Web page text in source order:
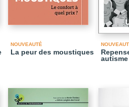
NOUVEAUTÉ
La peur des moustiques
autisme